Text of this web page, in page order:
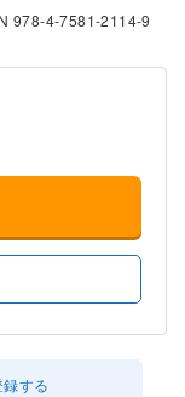
978-4-7581-2114-9
する